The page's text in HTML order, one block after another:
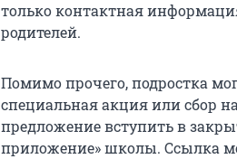
только контактная
родителей.
Помимо прочего, подростка
специальная акция или сбор
предложение вступить в
приложение» школы. Ссылка